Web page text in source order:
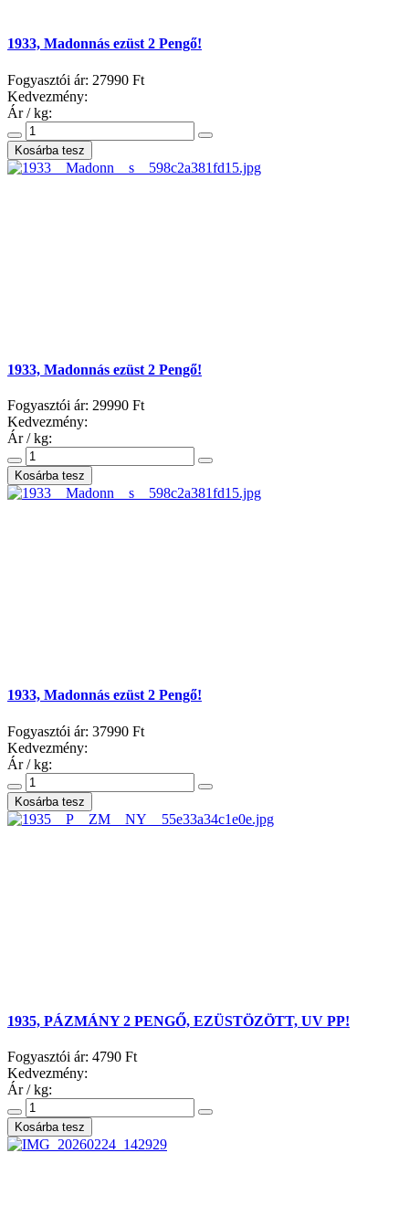
1933, Madonnás ezüst 2 Pengő!
Fogyasztói ár: 27990 Ft
Kedvezmény:
Ár / kg:
1933, Madonnás ezüst 2 Pengő!
Fogyasztói ár: 29990 Ft
Kedvezmény:
Ár / kg:
1933, Madonnás ezüst 2 Pengő!
Fogyasztói ár: 37990 Ft
Kedvezmény:
Ár / kg:
1935, PÁZMÁNY 2 PENGŐ, EZÜSTÖZÖTT, UV PP!
Fogyasztói ár: 4790 Ft
Kedvezmény:
Ár / kg: